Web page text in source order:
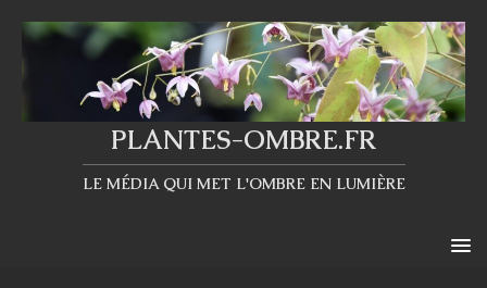
PLANTES-OMBRE.FR
LE MÉDIA QUI MET L'OMBRE EN LUMIÈRE